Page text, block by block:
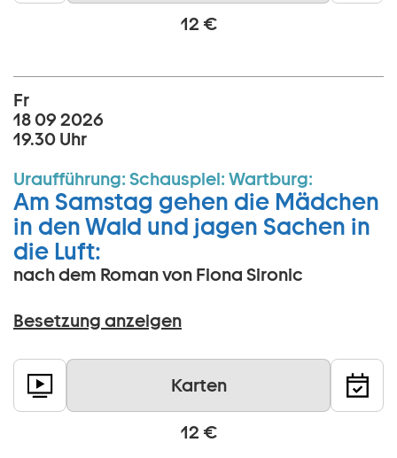
12 €
Fr
18 09 2026
19.30 Uhr
Uraufführung: Schauspiel: Wartburg:
Am Samstag gehen die Mädchen
in den Wald und jagen Sachen in
die Luft:
nach dem Roman von Fiona Sironic
Besetzung anzeigen
Karten
12 €